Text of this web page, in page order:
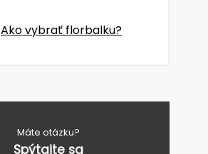
Ako vybrať florbalku?
Máte otázku?
Spýtajte sa